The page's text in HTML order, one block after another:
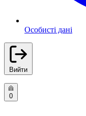
Особисті дані
Вийти
0